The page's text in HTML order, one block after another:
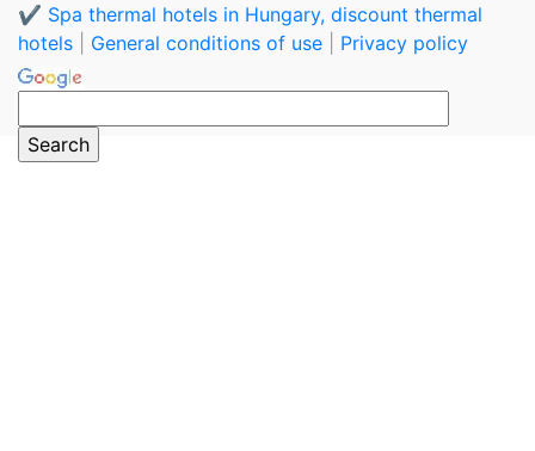
✔️ Spa thermal hotels in Hungary, discount thermal
hotels
General conditions of use Privacy policy